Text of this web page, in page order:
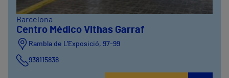
Barcelona
Centro Médico Vithas Garraf
Rambla de L'Exposició, 97-99
938115838